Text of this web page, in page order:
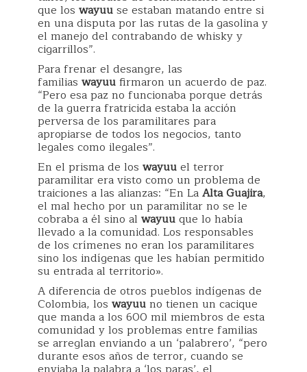
que los wayuuse estaban matando entre si
en una disputa por las rutas de la gasolina y
el manejo del contrabando de whisky y
cigarrillos”.
Para frenar el desangre, las
familias wayuufirmaron un acuerdo de paz.
“Pero esa paz no funcionaba porque detrás
de la guerra fratricida estaba la acción
perversa de los paramilitares para
apropiarse de todos los negocios, tanto
legales como ilegales”.
En el prisma de los wayuuel terror
paramilitar era visto como un problema de
traiciones a las alianzas: “En LaAlta Guajira,
el mal hecho por un paramilitar no se le
cobraba a él sino al wayuuque lo había
llevado a la comunidad. Los responsables
de los crímenes no eran los paramilitares
sino los indígenas que les habían permitido
su entrada al territorio».
A diferencia de otros pueblos indígenas de
Colombia, los wayuuno tienen un cacique
que manda a los 600 mil miembros de esta
comunidad y los problemas entre familias
se arreglan enviando a un ‘palabrero’, “pero
durante esos años de terror, cuando se